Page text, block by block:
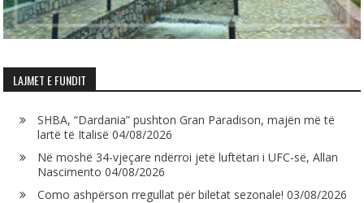
LAJMET E FUNDIT
SHBA, “Dardania” pushton Gran Paradison, majën më të
lartë të Italisë 04/08/2026
Në moshë 34-vjeçare ndërroi jetë luftëtari i UFC-së, Allan
Nascimento 04/08/2026
Como ashpërson rregullat për biletat sezonale! 03/08/2026